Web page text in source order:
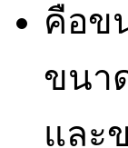
คือข
ขนา
และ